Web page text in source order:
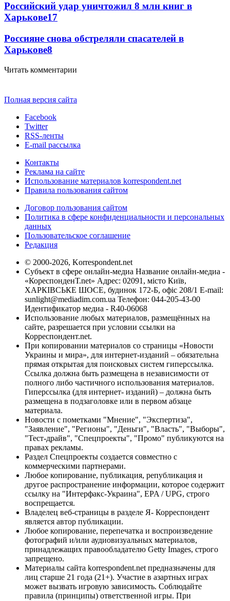
Российский удар уничтожил 8 млн книг в
Харькове17
Россияне снова обстреляли спасателей в
Харькове8
Читать комментарии
Полная версия сайта
Facebook
Twitter
RSS-ленты
E-mail рассылка
Контакты
Реклама на сайте
Использование материалов korrespondent.net
Правила пользования сайтом
Договор пользования сайтом
Политика в сфере конфиденциальности и персональных
данных
Пользовательское соглашение
Редакция
© 2000-2026, Korrespondent.net
Субъект в сфере онлайн-медиа Название онлайн-медиа -
«КореспонденТ.net» Адрес: 02091, місто Київ,
ХАРКІВСЬКЕ ШОСЕ, будинок 172-Б, офіс 208/1 E-mail:
sunlight@mediadim.com.ua Телефон: 044-205-43-00
Идентификатор медиа - R40-06068
Использование любых материалов, размещённых на
сайте, разрешается при условии ссылки на
Корреспондент.net.
При копировании материалов со страницы «Новости
Украины и мира», для интернет-изданий – обязательна
прямая открытая для поисковых систем гиперссылка.
Ссылка должна быть размещена в независимости от
полного либо частичного использования материалов.
Гиперссылка (для интернет- изданий) – должна быть
размещена в подзаголовке или в первом абзаце
материала.
Новости с пометками "Мнение", "Экспертиза",
"Заявление", "Регионы", "Деньги", "Власть", "Выборы",
"Тест-драйв", "Спецпроекты", "Промо" публикуются на
правах рекламы.
Раздел Спецпроекты создается совместно с
коммерческими партнерами.
Любое копирование, публикация, републикация и
другое распространение информации, которое содержит
ссылку на "Интерфакс-Украина", EPA / UPG, строго
воспрещается.
Владелец веб-страницы в разделе Я- Корреспондент
является автор публикации.
Любое копирование, перепечатка и воспроизведение
фотографий и/или аудиовизуальных материалов,
принадлежащих правообладателю Getty Images, строго
запрещено.
Материалы сайта korrespondent.net предназначены для
лиц старше 21 года (21+). Участие в азартных играх
может вызвать игровую зависимость. Соблюдайте
правила (принципы) ответственной игры. При